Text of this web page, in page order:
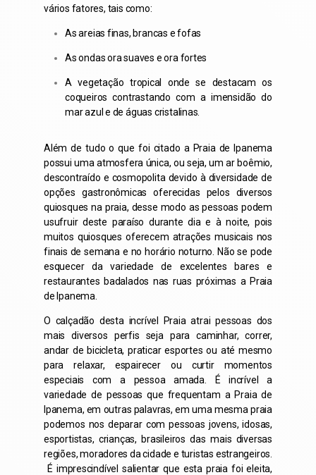
vários fatores, tais como:
As areias finas, brancas e fofas
As ondas ora suaves e ora fortes
A vegetação tropical onde se destacam os
coqueiros contrastando com a imensidão do
mar azul e de águas cristalinas.
Além de tudo o que foi citado a Praia de Ipanema
possui uma atmosfera única, ou seja, um ar boêmio,
descontraído e cosmopolita devido à diversidade de
opções gastronômicas oferecidas pelos diversos
quiosques na praia, desse modo as pessoas podem
usufruir deste paraíso durante dia e à noite, pois
muitos quiosques oferecem atrações musicais nos
finais de semana e no horário noturno. Não se pode
esquecer da variedade de excelentes bares e
restaurantes badalados nas ruas próximas a Praia
de Ipanema.
O calçadão desta incrível Praia atrai pessoas dos
mais diversos perfis seja para caminhar, correr,
andar de bicicleta, praticar esportes ou até mesmo
para relaxar, espairecer ou curtir momentos
especiais com a pessoa amada. É incrível a
variedade de pessoas que frequentam a Praia de
Ipanema, em outras palavras, em uma mesma praia
podemos nos deparar com pessoas jovens, idosas,
esportistas, crianças, brasileiros das mais diversas
regiões, moradores da cidade e turistas estrangeiros.
É imprescindível salientar que esta praia foi eleita,